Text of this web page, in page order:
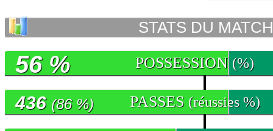
STATS DU MATCH
POSSESSION (%)
56 %
PASSES (réussies %)
436 (86 %)